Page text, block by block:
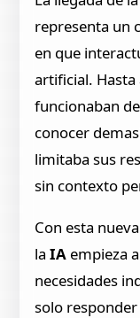
representa un
en que
artificial.
funcionaban
conocer
limitaba sus
sin contexto
Con esta
la IA empieza
necesidades
solo